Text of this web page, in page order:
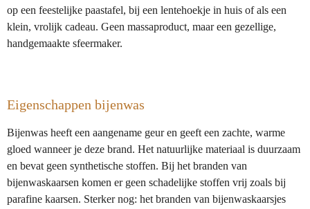
op een feestelijke paastafel, bij een lentehoekje in huis of als een
klein, vrolijk cadeau. Geen massaproduct, maar een gezellige,
handgemaakte sfeermaker.
Eigenschappen bijenwas
Bijenwas heeft een aangename geur en geeft een zachte, warme
gloed wanneer je deze brand. Het natuurlijke materiaal is duurzaam
en bevat geen synthetische stoffen. Bij het branden van
bijenwaskaarsen komen er geen schadelijke stoffen vrij zoals bij
parafine kaarsen. Sterker nog: het branden van bijenwaskaarsjes